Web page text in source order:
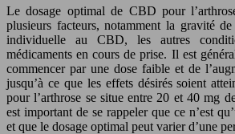
Le dosage optimal de CBD pour
plusieurs facteurs, notamment la gravité
individuelle au CBD, les autres
médicaments en cours de prise. Il est
commencer par une dose faible et de
jusqu’à ce que les effets désirés soient
pour l’arthrose se situe entre 20 et 40 mg
est important de se rappeler que ce n’est
et que le dosage optimal peut varier d’une